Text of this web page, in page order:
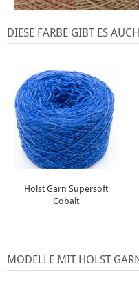
DIESE FARBE GIBT ES
Holst Garn Supersoft
Cobalt
MODELLE MIT HOLST